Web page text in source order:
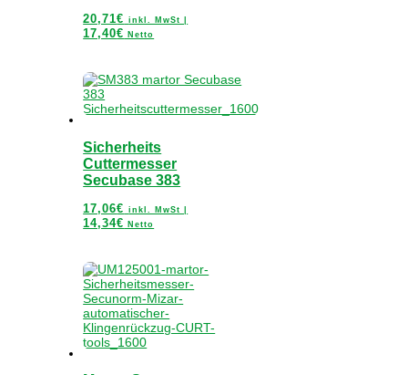
20,71€ inkl. MwSt |
17,40€ Netto
Sicherheits
Cuttermesser
Secubase 383
17,06€ inkl. MwSt |
14,34€ Netto